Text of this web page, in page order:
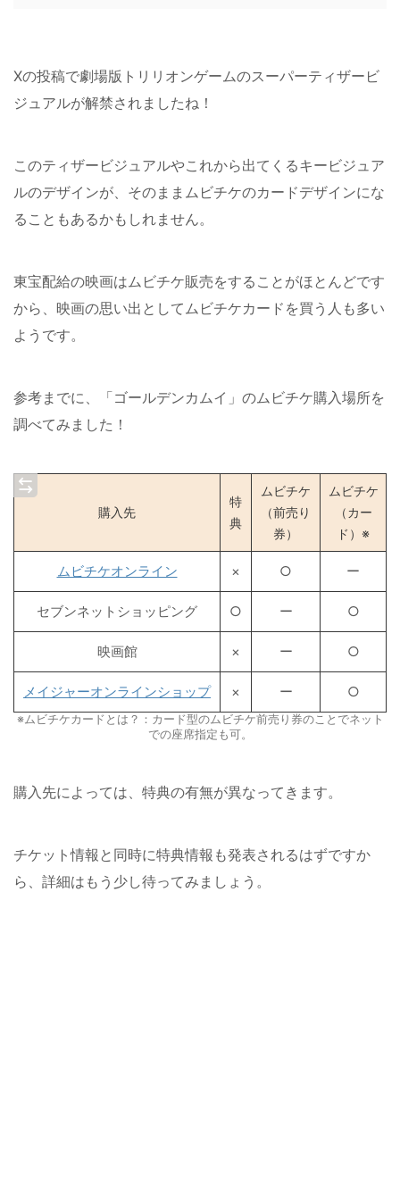
Xの投稿で劇場版トリリオンゲームのスーパーティザービ
ジュアルが解禁されましたね！
このティザービジュアルやこれから出てくるキービジュア
ルのデザインが、そのままムビチケのカードデザインにな
ることもあるかもしれません。
東宝配給の映画はムビチケ販売をすることがほとんどです
から、映画の思い出としてムビチケカードを買う人も多い
ようです。
参考までに、「ゴールデンカムイ」のムビチケ購入場所を
調べてみました！
購入先
特
典
ムビチケ
（前売り
券）
ムビチケ
（カー
ド）※
ムビチケオンライン × ○ ー
セブンネットショッピング ○ ー ○
映画館 × ー ○
メイジャーオンラインショップ × ー ○
※ムビチケカードとは？：カード型のムビチケ前売り券のことでネット
での座席指定も可。
購入先によっては、特典の有無が異なってきます。
チケット情報と同時に特典情報も発表されるはずですか
ら、詳細はもう少し待ってみましょう。